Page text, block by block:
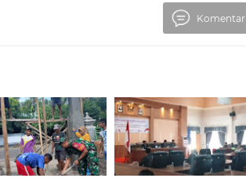
Komentar